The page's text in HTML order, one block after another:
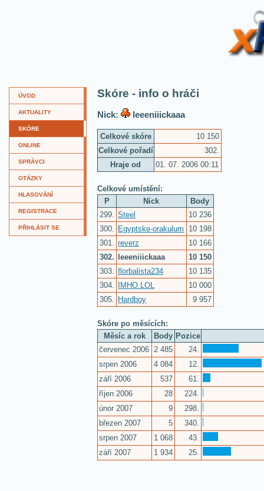
ÚVOD
AKTUALITY
SKÓRE
ONLINE
SPRÁVCI
OTÁZKY
HLASOVÁNÍ
REGISTRACE
PŘIHLÁSIT SE
Skóre - info o hráči
Nick: leeeniiickaaa
Celkové skóre
10 150
Celkové pořadí
302.
Hraje od
01. 07. 2006 00:11
Celkové umístění:
P
Nick
Body
299.
Steel
10 236
300.
Egyptske-orakulum
10 198
301.
reverz
10 166
302.
leeeniiickaaa
10 150
303.
florbalista234
10 135
304.
IMHO.LOL
10 000
305.
Hardboy 9 957
Skóre po měsících:
Měsíc a rok
Body Pozice
červenec 2006 2 485
24.
srpen 2006
4 084
12.
září 2006
537
61.
říjen 2006
28
224.
únor 2007
9
298.
březen 2007
5
340.
srpen 2007
1 068
43.
září 2007
1 934 25.